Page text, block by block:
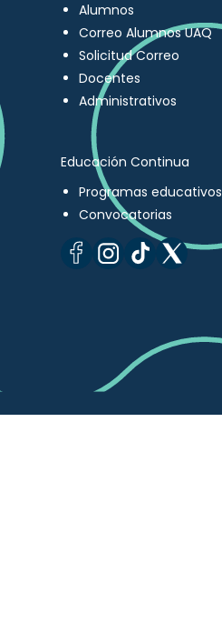
Alumnos
Correo Alumnos UAQ
Solicitud Correo
Docentes
Administrativos
Educación Continua
Programas educativos
Convocatorias